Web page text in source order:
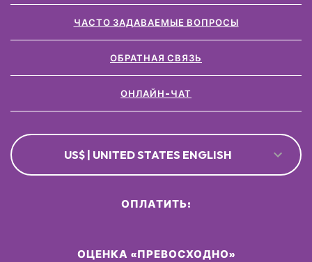
ЧАСТО ЗАДАВАЕМЫЕ ВОПРОСЫ
ОБРАТНАЯ СВЯЗЬ
ОНЛАЙН-ЧАТ
US$ | UNITED STATES ENGLISH
ОЦЕНКА «ПРЕВОСХОДНО»
ОПЛАТИТЬ: